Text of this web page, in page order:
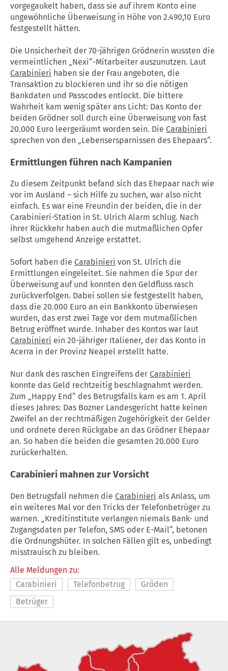
vorgegaukelt haben, dass sie auf ihrem Konto eine
ungewöhnliche Überweisung in Höhe von 2.490,10 Euro
festgestellt hätten.
Die Unsicherheit der 70-jährigen Grödnerin wussten die
vermeintlichen „Nexi“-Mitarbeiter auszunutzen. Laut
Carabinieri haben sie der Frau angeboten, die
Transaktion zu blockieren und ihr so die nötigen
Bankdaten und Passcodes entlockt. Die bittere
Wahrheit kam wenig später ans Licht: Das Konto der
beiden Grödner soll durch eine Überweisung von fast
20.000 Euro leergeräumt worden sein. Die Carabinieri
sprechen von den „Lebensersparnissen des Ehepaars“.
Ermittlungen führen nach Kampanien
Zu diesem Zeitpunkt befand sich das Ehepaar nach wie
vor im Ausland – sich Hilfe zu suchen, war also nicht
einfach. Es war eine Freundin der beiden, die in der
Carabinieri-Station in St. Ulrich Alarm schlug. Nach
ihrer Rückkehr haben auch die mutmaßlichen Opfer
selbst umgehend Anzeige erstattet.
Sofort haben die Carabinieri von St. Ulrich die
Ermittlungen eingeleitet. Sie nahmen die Spur der
Überweisung auf und konnten den Geldfluss rasch
zurückverfolgen. Dabei sollen sie festgestellt haben,
dass die 20.000 Euro an ein Bankkonto überwiesen
wurden, das erst zwei Tage vor dem mutmaßlichen
Betrug eröffnet wurde. Inhaber des Kontos war laut
Carabinieri ein 20-jähriger Italiener, der das Konto in
Acerra in der Provinz Neapel erstellt hatte.
Nur dank des raschen Eingreifens der Carabinieri
konnte das Geld rechtzeitig beschlagnahmt werden.
Zum „Happy End“ des Betrugsfalls kam es am 1. April
dieses Jahres: Das Bozner Landesgericht hatte keinen
Zweifel an der rechtmäßigen Zugehörigkeit der Gelder
und ordnete deren Rückgabe an das Grödner Ehepaar
an. So haben die beiden die gesamten 20.000 Euro
zurückerhalten.
Carabinieri mahnen zur Vorsicht
Den Betrugsfall nehmen die Carabinieri als Anlass, um
ein weiteres Mal vor den Tricks der Telefonbetrüger zu
warnen. „Kreditinstitute verlangen niemals Bank- und
Zugangsdaten per Telefon, SMS oder E-Mail“, betonen
die Ordnungshüter. In solchen Fällen gilt es, unbedingt
misstrauisch zu bleiben.
Alle Meldungen zu:
Carabinieri
Telefonbetrug
Gröden
Betrüger